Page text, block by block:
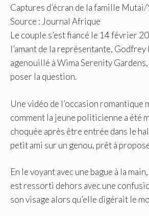
Captures d’écran de la famille Mutai/
Source : Journal Afrique
Le couple s’est fiancé le 14 février
l’amant de la représentante,
agenouillé à Wima Serenity
poser la question.
Une vidéo de l’occasion romantique
comment la jeune politicienne a été
choquée après être entrée dans le
petit ami sur un genou, prêt à
En le voyant avec une bague à la
est ressorti dehors avec une
son visage alors qu’elle digérait le